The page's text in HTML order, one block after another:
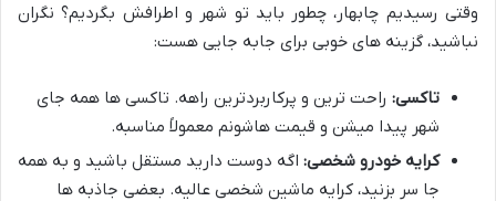
وقتی رسیدیم چابهار، چطور باید تو شهر و اطرافش بگردیم؟ نگران
نباشید، گزینه های خوبی برای جابه جایی هست:
تاکسی: راحت ترین و پرکاربردترین راهه. تاکسی ها همه جای
شهر پیدا میشن و قیمت هاشونم معمولاً مناسبه.
کرایه خودرو شخصی: اگه دوست دارید مستقل باشید و به همه
جا سر بزنید، کرایه ماشین شخصی عالیه. بعضی جاذبه ها